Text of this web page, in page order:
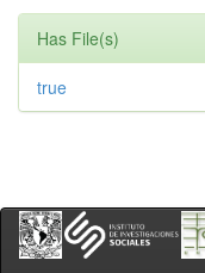
Has File(s)
true